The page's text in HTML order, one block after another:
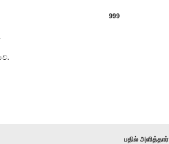
999
பதில் அளித்தார்